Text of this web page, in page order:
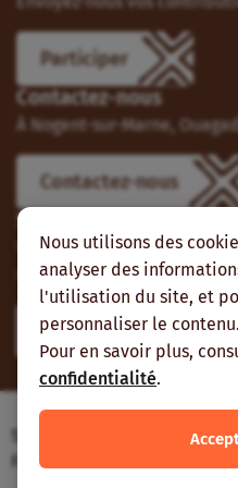
Nous utilisons des
analyser des
l'utilisation du site, et
personnaliser le contenu.
Pour en savoir plus,
confidentialité.
Participer
Contactez-nous
À Nogent-sur-Marne,
Contactez-nous
Suivez-nous
Vous pouvez aussi vous
suivre sur les réseaux
Site web réalisé avec le
Française de Développement